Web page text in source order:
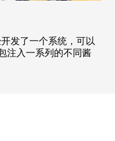
发了一个系统，可以
注入一系列的不同酱